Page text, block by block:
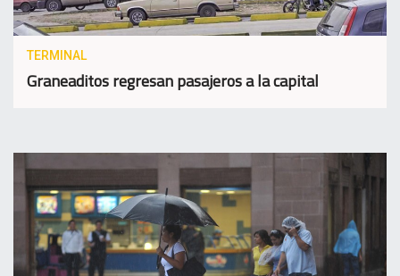
TERMINAL
Graneaditos regresan pasajeros a la capital